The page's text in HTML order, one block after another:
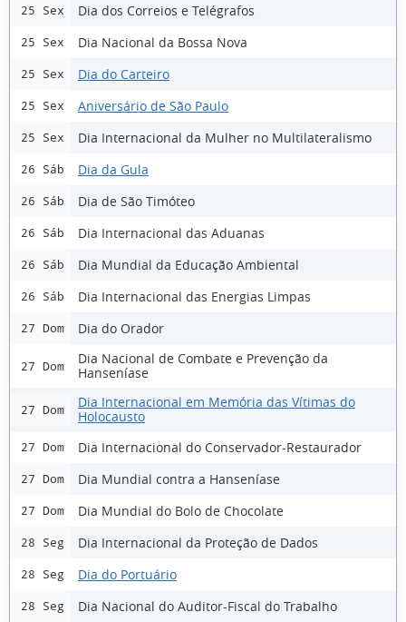
25 Sex Dia dos Correios e Telégrafos
25 Sex Dia Nacional da Bossa Nova
25 Sex Dia do Carteiro
25 Sex Aniversário de São Paulo
25 Sex Dia Internacional da Mulher no Multilateralismo
26 Sáb Dia da Gula
26 Sáb Dia de São Timóteo
26 Sáb Dia Internacional das Aduanas
26 Sáb Dia Mundial da Educação Ambiental
26 Sáb Dia Internacional das Energias Limpas
27 Dom Dia do Orador
27 Dom
Dia Nacional de Combate e Prevenção da
Hanseníase
27 Dom
Dia Internacional em Memória das Vítimas do
Holocausto
27 Dom Dia Internacional do Conservador-Restaurador
27 Dom Dia Mundial contra a Hanseníase
27 Dom Dia Mundial do Bolo de Chocolate
28 Seg Dia Internacional da Proteção de Dados
28 Seg Dia do Portuário
28 Seg Dia Nacional do Auditor-Fiscal do Trabalho